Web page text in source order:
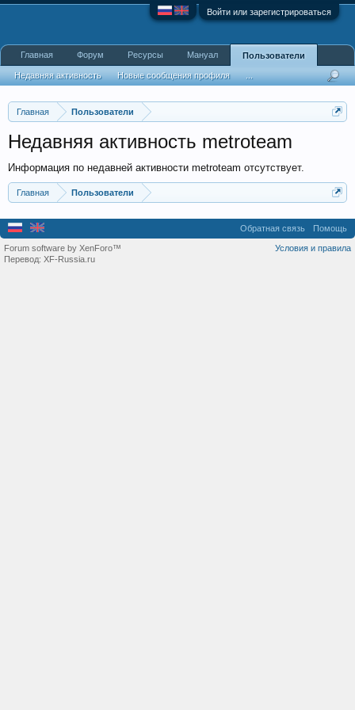
Войти или зарегистрироваться
Главная Пользователи
Недавняя активность metroteam
Информация по недавней активности metroteam отсутствует.
Главная Пользователи
Главная Форум Ресурсы Мануал Пользователи
Недавняя активность Новые сообщения профиля
Обратная связь Помощь
Условия и правила
Forum software by XenForo™
Перевод: XF-Russia.ru